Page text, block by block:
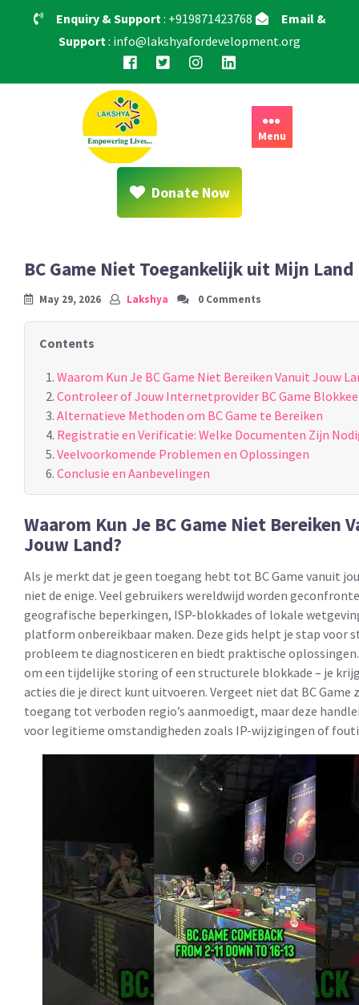
Enquiry & Support: +919871423768
Email &
Support: info@lakshyafordevelopment.org
Menu
Donate Now
BC Game Niet Toegankelijk uit Mijn Land
May 29, 2026 Lakshya 0 Comments
Contents
Waarom Kun Je BC Game Niet Bereiken Vanuit Jouw
Controleer of Jouw Internetprovider BC Game
Alternatieve Methoden om BC Game te Bereiken
Registratie en Verificatie: Welke Documenten Zijn
Veelvoorkomende Problemen en Oplossingen
Conclusie en Aanbevelingen
Waarom Kun Je BC Game Niet Bereiken
Jouw Land?
Als je merkt dat je geen toegang hebt tot BC Game vanuit
niet de enige. Veel gebruikers wereldwijd worden
geografische beperkingen, ISP-blokkades of lokale
platform onbereikbaar maken. Deze gids helpt je stap voor
probleem te diagnosticeren en biedt praktische
om een tijdelijke storing of een structurele blokkade – je
acties die je direct kunt uitvoeren. Vergeet niet dat BC Game
toegang tot verboden regio’s aanmoedigt, maar deze
voor legitieme omstandigheden zoals IP-wijzigingen of